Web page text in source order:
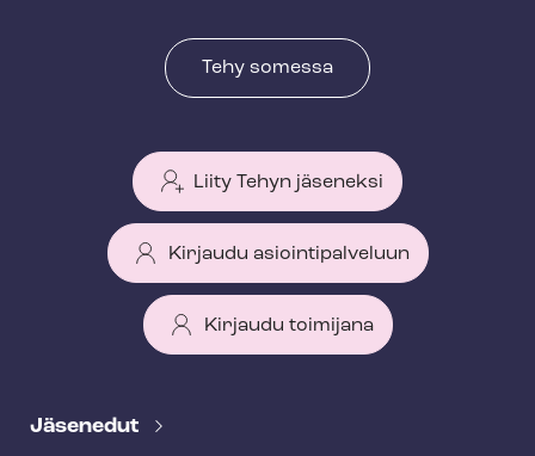
Tehy somessa
Liity Tehyn jäseneksi
Kirjaudu asiointipalveluun
Kirjaudu toimijana
e
Jäsenedut